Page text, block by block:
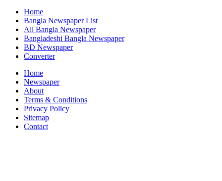
Home
Bangla Newspaper List
All Bangla Newspaper
Bangladeshi Bangla Newspaper
BD Newspaper
Converter
Home
Newspaper
About
Terms & Conditions
Privacy Policy
Sitemap
Contact